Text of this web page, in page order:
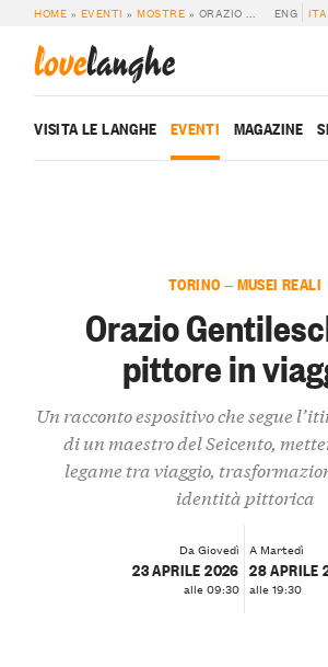
HOME » EVENTI »MOSTRE » ORAZIO GENTILESCHI: UN PITTORE IN VIAGGIO ENG ITA
lovelanghe
VISITA LE LANGHE EVENTI MAGAZINE
TORINO — MUSEI REALI
Orazio
pittore in
Un racconto espositivo che segue
di un maestro del Seicento,
legame tra viaggio,
identità pittorica
Da Giovedì
23 APRILE 2026
alle 09:30
A Martedì
28 APRILE
alle 19:30